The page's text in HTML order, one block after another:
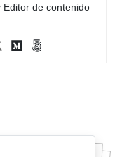
de contenido